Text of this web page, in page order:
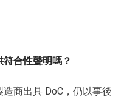
合性聲明嗎？
商出具 DoC，仍以事後